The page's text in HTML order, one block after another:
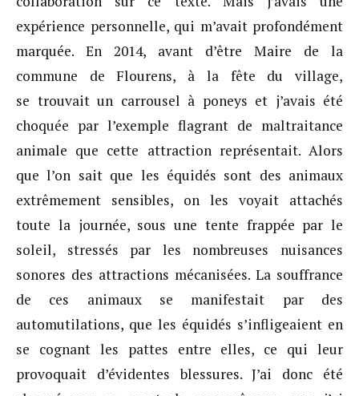
expérience personnelle, qui m’avait profondément
marquée. En 2014, avant d’être Maire de la
commune de Flourens, à la fête du village,
se trouvait un carrousel à poneys et j’avais été
choquée par l’exemple flagrant de maltraitance
animale que cette attraction représentait. Alors
que l’on sait que les équidés sont des animaux
extrêmement sensibles, on les voyait attachés
toute la journée, sous une tente frappée par le
soleil, stressés par les nombreuses nuisances
sonores des attractions mécanisées. La souffrance
de ces animaux se manifestait par des
automutilations, que les équidés s’infligeaient en
se cognant les pattes entre elles, ce qui leur
provoquait d’évidentes blessures. J’ai donc été